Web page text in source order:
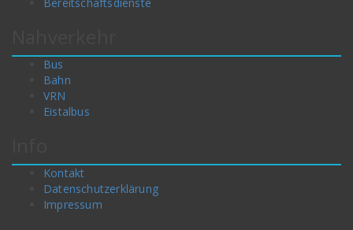
Bus
Bahn
VRN
Eistalbus
Kontakt
Datenschutzerklärung
Impressum